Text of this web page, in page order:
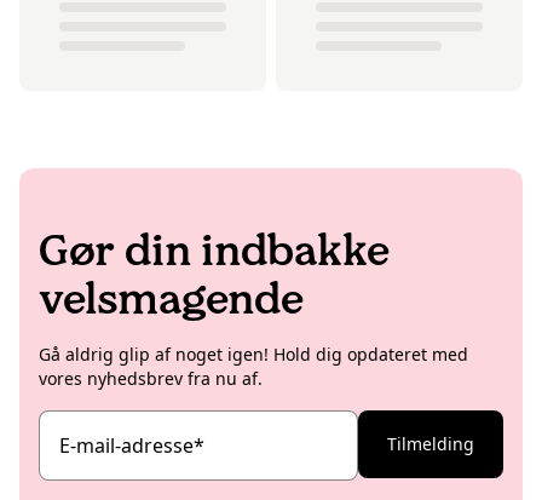
Gør din indbakke
velsmagende
Gå aldrig glip af noget igen! Hold dig opdateret med
vores nyhedsbrev fra nu af.
E-mail-adresse* Tilmelding